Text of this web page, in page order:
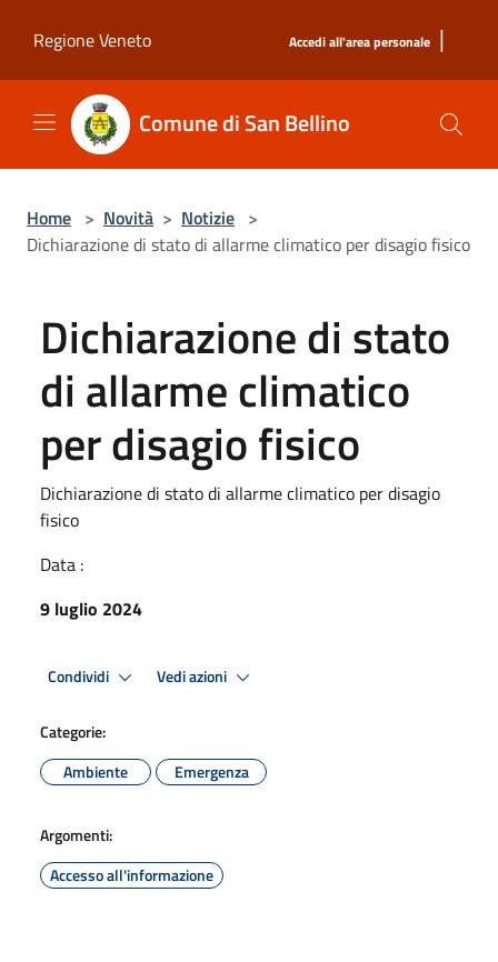
Regione Veneto
Accedi all'area personale |
Comune di San Bellino
Home > Novità > Notizie >
Dichiarazione di stato di allarme climatico per disagio fisico
Dichiarazione di stato
di allarme climatico
per disagio fisico
Dichiarazione di stato di allarme climatico per disagio
fisico
Data :
9 luglio 2024
Condividi Vedi azioni
Categorie:
Ambiente
Emergenza
Argomenti:
Accesso all'informazione